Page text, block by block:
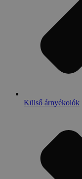
Külső árnyékolók